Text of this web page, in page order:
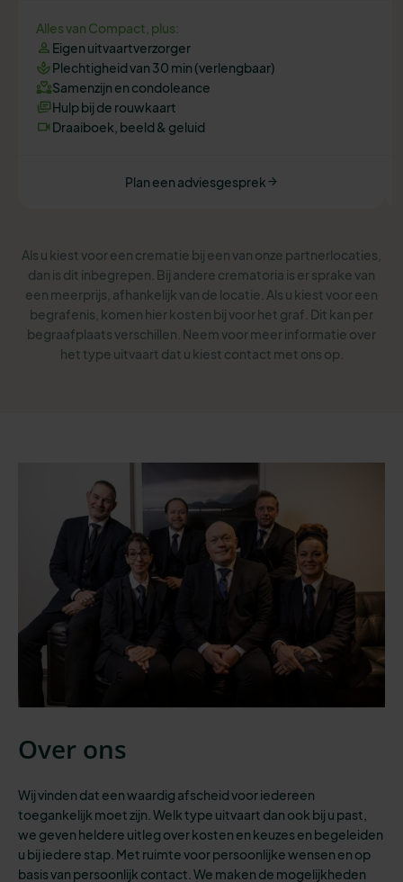
Alles van Compact, plus:
Eigen uitvaartverzorger
Plechtigheid van 30 min (verlengbaar)
Samenzijn en condoleance
Hulp bij de rouwkaart
Draaiboek, beeld & geluid
Plan een adviesgesprek
Als u kiest voor een crematie bij een van onze partnerlocaties,
dan is dit inbegrepen. Bij andere crematoria is er sprake van
een meerprijs, afhankelijk van de locatie. Als u kiest voor een
begrafenis, komen hier kosten bij voor het graf. Dit kan per
begraafplaats verschillen. Neem voor meer informatie over
het type uitvaart dat u kiest contact met ons op.
Over ons
Wij vinden dat een waardig afscheid voor iedereen
toegankelijk moet zijn. Welk type uitvaart dan ook bij u past,
we geven heldere uitleg over kosten en keuzes en begeleiden
u bij iedere stap. Met ruimte voor persoonlijke wensen en op
basis van persoonlijk contact. We maken de mogelijkheden